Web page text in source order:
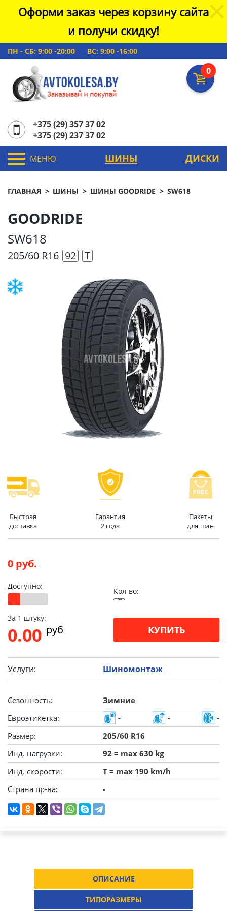
Оформи заказ через корзину сайта
и получи скидку!
ПН - СБ: 9:00 -20:00 ВС: 9:00 -16:00
0
+375 (29) 357 37 02
+375 (29) 237 37 02
МЕНЮ ШИНЫ ДИСКИ
ГЛАВНАЯ ШИНЫ ШИНЫ GOODRIDE SW618
GOODRIDE
SW618
205/60 R16 92 T
Быстрая
доставка
Гарантия
2 года
Пакеты
для шин
0 руб.
Доступно:
Кол-во:
За 1 штуку:
0.00 pуб КУПИТЬ
Услуги: Шиномонтаж
Сезонность:
Зимние
Евроэтикетка:
- -
-
Размер:
205/60 R16
Инд. нагрузки:
92 = max 630 kg
Инд. скорости:
T = max 190 km/h
Страна пр-ва:
-
ОПИСАНИЕ
ТИПОРАЗМЕРЫ